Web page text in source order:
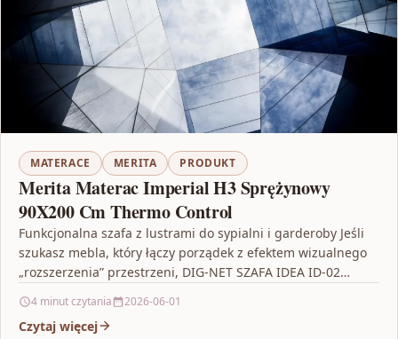
MATERACE MERITA PRODUKT
Merita Materac Imperial H3 Sprężynowy
90X200 Cm Thermo Control
Funkcjonalna szafa z lustrami do sypialni i garderoby Jeśli
szukasz mebla, który łączy porządek z efektem wizualnego
„rozszerzenia” przestrzeni, DIG-NET SZAFA IDEA ID-02
4 minut czytania 2026-06-01
Czytaj więcej